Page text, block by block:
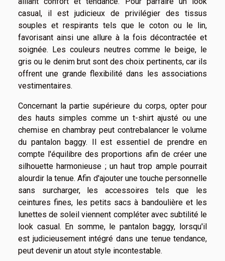
casual, il est judicieux de privilégier des tissus
souples et respirants tels que le coton ou le lin,
favorisant ainsi une allure à la fois décontractée et
soignée. Les couleurs neutres comme le beige, le
gris ou le denim brut sont des choix pertinents, car ils
offrent une grande flexibilité dans les associations
vestimentaires.
Concernant la partie supérieure du corps, opter pour
des hauts simples comme un t-shirt ajusté ou une
chemise en chambray peut contrebalancer le volume
du pantalon baggy. Il est essentiel de prendre en
compte l'équilibre des proportions afin de créer une
silhouette harmonieuse ; un haut trop ample pourrait
alourdir la tenue. Afin d'ajouter une touche personnelle
sans surcharger, les accessoires tels que les
ceintures fines, les petits sacs à bandoulière et les
lunettes de soleil viennent compléter avec subtilité le
look casual. En somme, le pantalon baggy, lorsqu'il
est judicieusement intégré dans une tenue tendance,
peut devenir un atout style incontestable.